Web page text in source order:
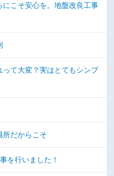
にこそ安心を。地盤改良工事
って大変？実はとてもシンプ
所だからこそ
を行いました！